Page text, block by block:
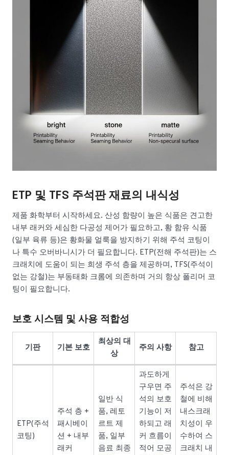
ETP 및 TFS 주석판 재료의 내식성
제품 화학부터 시작하세요. 산성 함량이 높은 식품은 견고한
내부 래커와 세심한 다공성 제어가 필요하고, 황 함유 식품
(일부 육류 등)은 황화물 얼룩을 방지하기 위해 주석 코팅이
나 특수 오버바니시가 더 필요합니다. ETP(전해 주석판)는 스
크래치에 도움이 되는 희생 주석 층을 제공하며, TFS(주석이
없는 강철)는 부동태화 크롬에 의존하며 거의 항상 폴리머 코
팅이 필요합니다.
보호 시스템 및 사용 적합성
기판 기본 보호
최상의 대
상
주의 사항 참고
ETP(주석
코팅)
주석 층 +
패시베이
션 + 내부
래커
일반 식
품, 레토
르트 제
품, 일부
음료 최종
과도하게
구우면 주
석의 보호
기능이 저
하되고 래
커 흐름이
적어 모공
주석은 강
철에 비해
내스크래
치성이 우
수하여 스
크래치 내